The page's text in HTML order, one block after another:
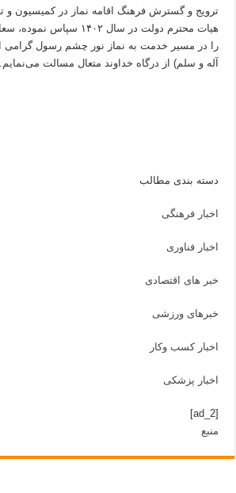
ترویج و گسترش فرهنگ اقامه نماز در کمیسیون و
هیات محترم دولت در سال
را در مسیر خدمت به نماز نور چشم رسول گرامی
آله و سلم) از درگاه خداوند متعال مسالت
دسته بندی مطالب
اخبار فرهنگی
اخبار فناوری
خبر های اقتصادی
خبرهای ورزشی
اخبار کسب وکار
اخبار پزشکی
[ad_2]
منبع